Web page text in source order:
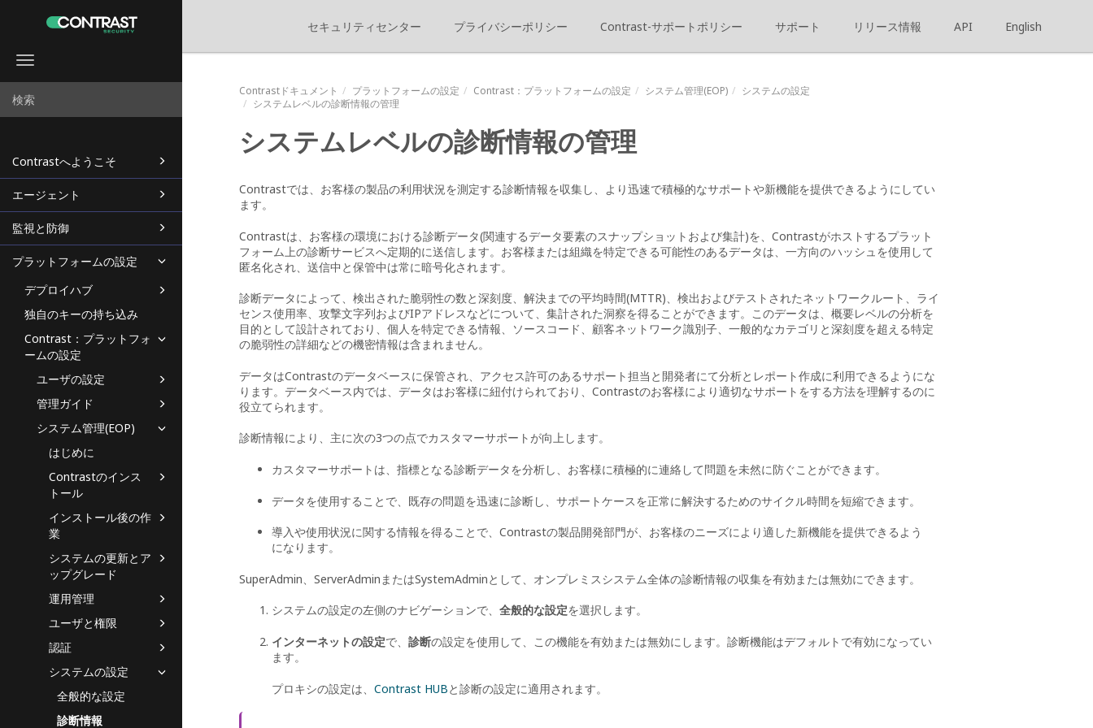
Toggle
Contrastへようこそ
エージェント
監視と防御
プラットフォームの設定
デプロイハブ
独自のキーの持ち込み
Contrast：プラットフォ
ームの設定
ユーザの設定
管理ガイド
システム管理(EOP)
はじめに
Contrastのインス
トール
インストール後の作
業
システムの更新とア
ップグレード
運用管理
ユーザと権限
認証
システムの設定
全般的な設定
診断情報
セキュリティセンター プライバシーポリシー Contrast-サポートポリシー サポート リリース情報 API English
Contrastドキュメント プラットフォームの設定 Contrast ：プラットフォームの設定 システム管理(EOP)
システムの設定
システムレベルの診断情報の管理
システムレベルの診断情報の管理
Contrastでは、お客様の製品の利用状況を測定する診断情報を収集し、より迅速で積極的なサポートや新機能を提供できるようにしてい
ます。
Contrastは、お客様の環境における診断データ(関連するデータ要素のスナップショットおよび集計)を、Contrastがホストするプラット
フォーム上の診断サービスへ定期的に送信します。お客様または組織を特定できる可能性のあるデータは、一方向のハッシュを使用して
匿名化され、送信中と保管中は常に暗号化されます。
診断データによって、検出された脆弱性の数と深刻度、解決までの平均時間(MTTR)、検出およびテストされたネットワークルート、ライ
センス使用率、攻撃文字列およびIPアドレスなどについて、集計された洞察を得ることができます。このデータは、概要レベルの分析を
目的として設計されており、個人を特定できる情報、ソースコード、顧客ネットワーク識別子、一般的なカテゴリと深刻度を超える特定
の脆弱性の詳細などの機密情報は含まれません。
データはContrastのデータベースに保管され、アクセス許可のあるサポート担当と開発者にて分析とレポート作成に利用できるようにな
ります。データベース内では、データはお客様に紐付けられており、Contrastのお客様により適切なサポートをする方法を理解するのに
役立てられます。
診断情報により、主に次の3つの点でカスタマーサポートが向上します。
カスタマーサポートは、指標となる診断データを分析し、お客様に積極的に連絡して問題を未然に防ぐことができます。
データを使用することで、既存の問題を迅速に診断し、サポートケースを正常に解決するためのサイクル時間を短縮できます。
導入や使用状況に関する情報を得ることで、Contrastの製品開発部門が、お客様のニーズにより適した新機能を提供できるよう
になります。
SuperAdmin、ServerAdminまたはSystemAdminとして、オンプレミスシステム全体の診断情報の収集を有効または無効にできます。
システムの設定の左側のナビゲーションで、 全般的な設定を選択します。
インターネットの設定で、 診断の設定を使用して、この機能を有効または無効にします。診断機能はデフォルトで有効になってい
ます。
プロキシの設定は、 Contrast HUBと診断の設定に適用されます。